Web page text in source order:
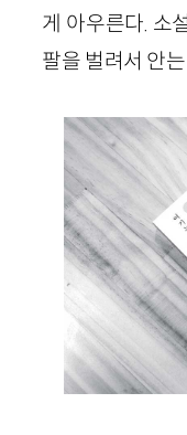
게 아우른다. 소
팔을 벌려서 안